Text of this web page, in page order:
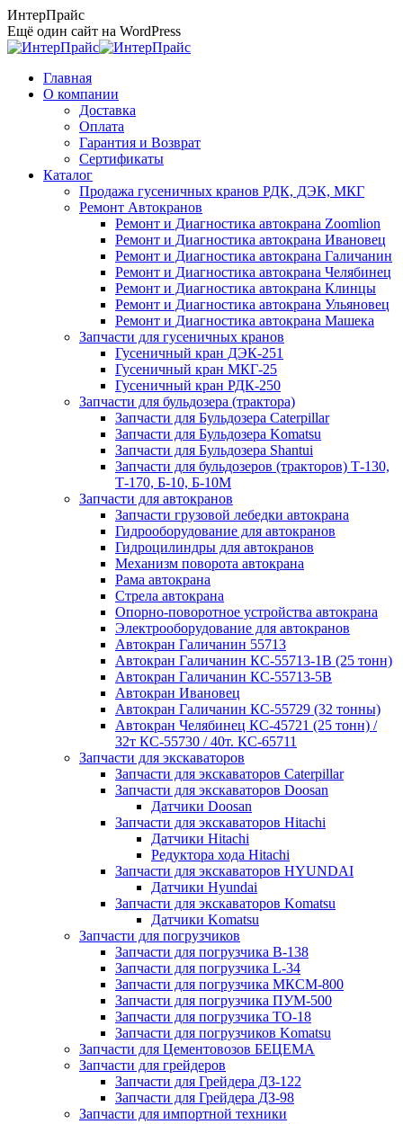
Перейти
к
содержанию
ИнтерПрайс
Ещё один сайт на WordPress
Главная
О компании
Доставка
Оплата
Гарантия и Возврат
Сертификаты
Каталог
Продажа гусеничных кранов РДК, ДЭК, МКГ
Ремонт Автокранов
Ремонт и Диагностика автокрана Zoomlion
Ремонт и Диагностика автокрана Ивановец
Ремонт и Диагностика автокрана Галичанин
Ремонт и Диагностика автокрана Челябинец
Ремонт и Диагностика автокрана Клинцы
Ремонт и Диагностика автокрана Ульяновец
Ремонт и Диагностика автокрана Машека
Запчасти для гусеничных кранов
Гусеничный кран ДЭК-251
Гусеничный кран МКГ-25
Гусеничный кран РДК-250
Запчасти для бульдозера (трактора)
Запчасти для Бульдозера Caterpillar
Запчасти для Бульдозера Komatsu
Запчасти для Бульдозера Shantui
Запчасти для бульдозеров (тракторов) Т-130,
Т-170, Б-10, Б-10М
Запчасти для автокранов
Запчасти грузовой лебедки автокрана
Гидрооборудование для автокранов
Гидроцилиндры для автокранов
Механизм поворота автокрана
Рама автокрана
Стрела автокрана
Опорно-поворотное устройства автокрана
Электрооборудование для автокранов
Автокран Галичанин 55713
Автокран Галичанин КС-55713-1В (25 тонн)
Автокран Галичанин КС-55713-5В
Автокран Ивановец
Автокран Галичанин КС-55729 (32 тонны)
Автокран Челябинец КС-45721 (25 тонн) /
32т КС-55730 / 40т. КС-65711
Запчасти для экскаваторов
Запчасти для экскаваторов Caterpillar
Запчасти для экскаваторов Doosan
Датчики Doosan
Запчасти для экскаваторов Hitachi
Датчики Hitachi
Редуктора хода Hitachi
Запчасти для экскаваторов HYUNDAI
Датчики Hyundai
Запчасти для экскаваторов Komatsu
Датчики Komatsu
Запчасти для погрузчиков
Запчасти для погрузчика B-138
Запчасти для погрузчика L-34
Запчасти для погрузчика МКСМ-800
Запчасти для погрузчика ПУМ-500
Запчасти для погрузчика ТО-18
Запчасти для погрузчиков Komatsu
Запчасти для Цементовозов БЕЦЕМА
Запчасти для грейдеров
Запчасти для Грейдера ДЗ-122
Запчасти для Грейдера ДЗ-98
Запчасти для импортной техники